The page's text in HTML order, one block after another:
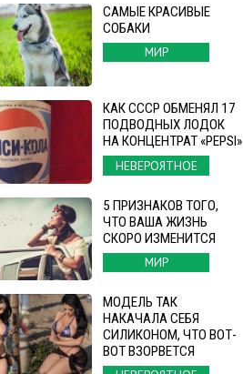
САМЫЕ КРАСИВЫЕ
СОБАКИ
МИР
КАК СССР ОБМЕНЯЛ 17
ПОДВОДНЫХ ЛОДОК
НА КОНЦЕНТРАТ «PEPSI»
НЕВЕРОЯТНОЕ
5 ПРИЗНАКОВ ТОГО,
ЧТО ВАША ЖИЗНЬ
СКОРО ИЗМЕНИТСЯ
МИР
МОДЕЛЬ ТАК
НАКАЧАЛА СЕБЯ
СИЛИКОНОМ, ЧТО ВОТ-
ВОТ ВЗОРВЕТСЯ